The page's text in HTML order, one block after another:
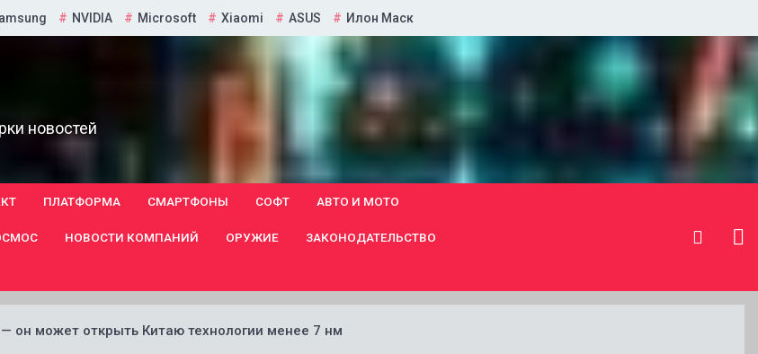
NVIDIA Microsoft Xiaomi ASUS Илон Маск
новостей
ПЛАТФОРМА СМАРТФОНЫ СОФТ АВТО И МОТО
НОВОСТИ КОМПАНИЙ ОРУЖИЕ ЗАКОНОДАТЕЛЬСТВО
он может открыть Китаю технологии менее 7 нм